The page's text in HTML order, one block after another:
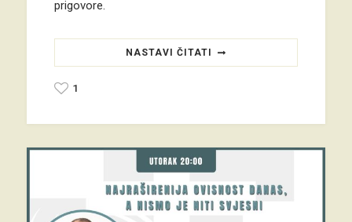
prigovore.
NASTAVI ČITATI
1